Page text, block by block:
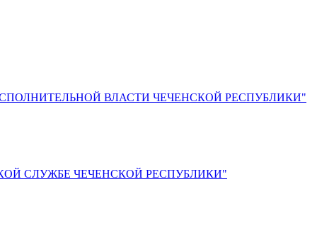
ВЛАСТИ ЧЕЧЕНСКОЙ РЕСПУБЛИКИ"
СЛУЖБЕ ЧЕЧЕНСКОЙ РЕСПУБЛИКИ"